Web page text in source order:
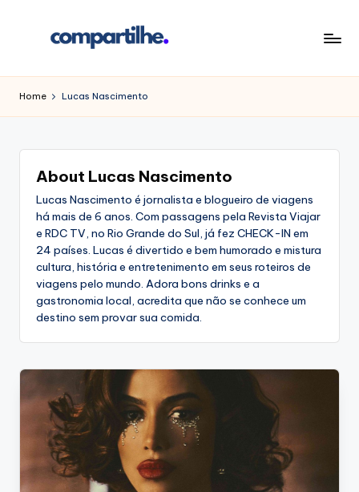
o
m
p
Home Lucas Nascimento
About Lucas Nascimento
Lucas Nascimento é jornalista e blogueiro de viagens
há mais de 6 anos. Com passagens pela Revista Viajar
e RDC TV, no Rio Grande do Sul, já fez CHECK-IN em
24 países. Lucas é divertido e bem humorado e mistura
cultura, história e entretenimento em seus roteiros de
viagens pelo mundo. Adora bons drinks e a
gastronomia local, acredita que não se conhece um
destino sem provar sua comida.